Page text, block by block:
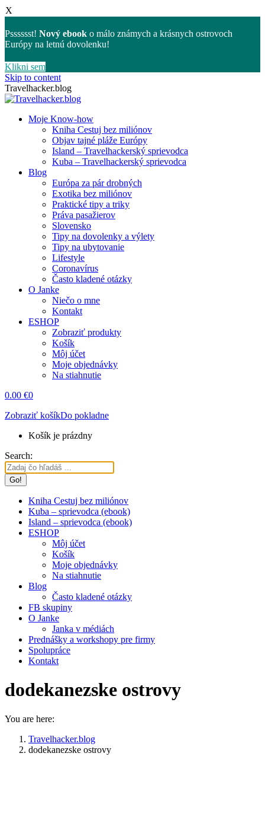
X
Psssssst! Nový ebook o málo známych a krásnych ostrovoch
Európy na letnú dovolenku!
Klikni sem
Skip to content
Travelhacker.blog
Moje Know-how
Kniha Cestuj bez miliónov
Objav tajné pláže Európy
Island – Travelhackerský sprievodca
Kuba – Travelhackerský sprievodca
Blog
Európa za pár drobných
Exotika bez miliónov
Praktické tipy a triky
Práva pasažierov
Slovensko
Tipy na dovolenky a výlety
Tipy na ubytovanie
Lifestyle
Coronavírus
Často kladené otázky
O Janke
Niečo o mne
Kontakt
ESHOP
Zobraziť produkty
Košík
Môj účet
Moje objednávky
Na stiahnutie
0.00 €0
Zobraziť košíkDo pokladne
Košík je prázdny
Search:
Kniha Cestuj bez miliónov
Kuba – sprievodca (ebook)
Island – sprievodca (ebook)
ESHOP
Môj účet
Košík
Moje objednávky
Na stiahnutie
Blog
Často kladené otázky
FB skupiny
O Janke
Janka v médiách
Prednášky a workshopy pre firmy
Spolupráce
Kontakt
dodekanezske ostrovy
You are here:
Travelhacker.blog
dodekanezske ostrovy